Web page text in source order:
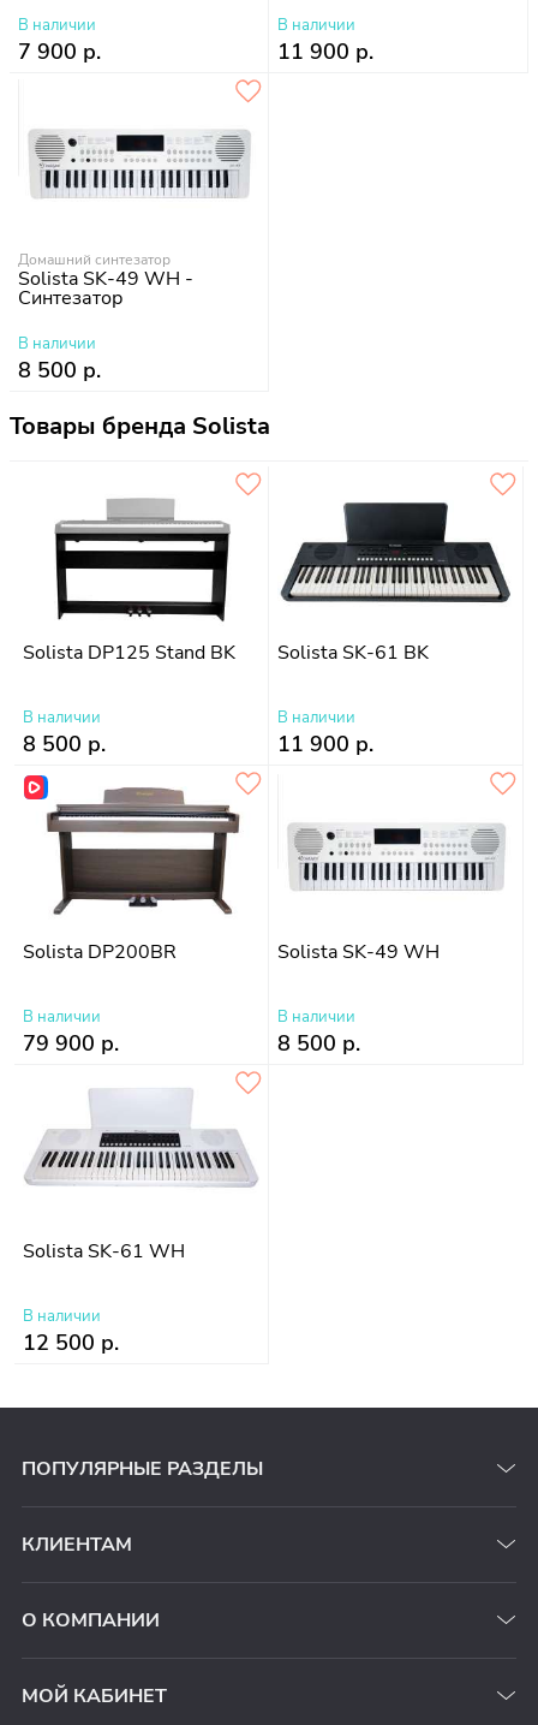
В наличии
7 900 р.
В наличии
11 900 р.
Домашний синтезатор
Solista SK-49 WH -
Синтезатор
В наличии
8 500 р.
Товары бренда Solista
Solista DP125 Stand BK
В наличии
8 500 р.
Solista SK-61 BK
В наличии
11 900 р.
Solista DP200BR
В наличии
79 900 р.
Solista SK-49 WH
В наличии
8 500 р.
Solista SK-61 WH
В наличии
12 500 р.
ПОПУЛЯРНЫЕ РАЗДЕЛЫ
КЛИЕНТАМ
О КОМПАНИИ
МОЙ КАБИНЕТ